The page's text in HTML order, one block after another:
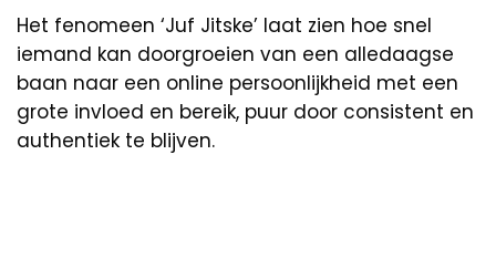
Het fenomeen ‘Juf Jitske’ laat zien hoe snel
iemand kan doorgroeien van een alledaagse
baan naar een online persoonlijkheid met een
grote invloed en bereik, puur door consistent en
authentiek te blijven.